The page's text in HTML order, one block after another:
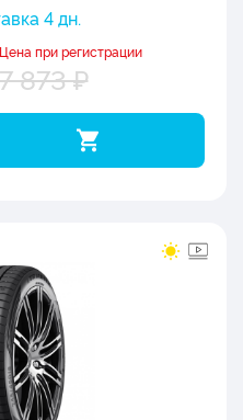
4 дн.
Цена при регистрации
7 873 ₽